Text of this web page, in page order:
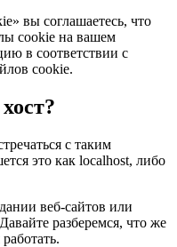
вы соглашаетесь, что
cookie на вашем
в соответствии с
cookie.
с таким
это как localhost, либо
веб-сайтов или
разберемся, что же